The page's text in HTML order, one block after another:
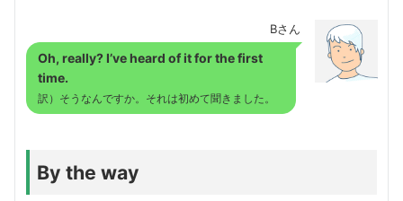
Bさん
Oh, really? I’ve heard of it for the first
time.
訳）そうなんですか。それは初めて聞きました。
By the way